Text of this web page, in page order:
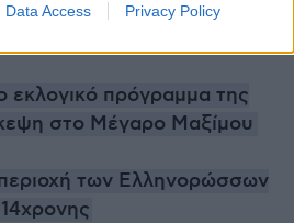
Data Access Privacy Policy
εκλογικό πρόγραμμα της
στο Μέγαρο Μαξίμου
των Ελληνορώσσων